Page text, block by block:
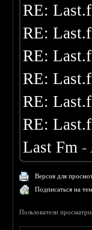
RE:
RE:
RE:
RE:
RE:
RE:
Last Fm -
Версия для
Подписаться на
Пользователи